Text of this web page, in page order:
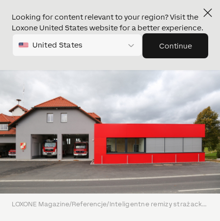
Looking for content relevant to your region? Visit the
Loxone United States website for a better experience.
United States Continue
LOXONE Magazine/Referencje/ Inteligentne remizy strażackie wspierają bohaterów